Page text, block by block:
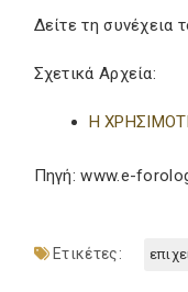
Δείτε τη συνέχεια
Σχετικά Αρχεία:
Η
Πηγή: www.e-
Ετικέτες: